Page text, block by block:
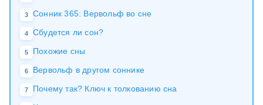
3 Сонник 365: Вервольф во сне
4 Сбудется ли сон?
5 Похожие сны
6 Вервольф в другом соннике
7 Почему так? Ключ к толкованию сна